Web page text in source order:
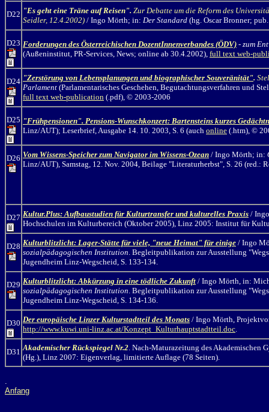
D22 "Es geht eine Träne auf Reisen". Zur Debatte um die Reform des
Seidler, 12.4.2002) / Ingo Mörth; in: Der Standard (hg. Oscar Bronner;
D23 Forderungen des Österreichischen DozentInnenverbandes (ÖDV) - zum
(Außeninstitut, PR-Services, News; online ab 30.4.2002), full text web-
D24 "Zerstörung von Lebensplanungen und biographischer Souveränität".
Parlament (Parlamentarisches Geschehen, Begutachtungsverfahren und
full text web-publication (.pdf), © 2003-2006
D25 "Frühpensionen". Pensions-Wunschkonzert: Bartensteins kurzes
Linz/AUT); Leserbrief, Ausgabe 14. 10. 2003, S. 6 (auch online (.htm), ©
D26 Vom Wissens-Speicher zum Navigator im Wissens-Ozean / Ingo Mörth; in:
Linz/AUT), Samstag, 12. Nov. 2004, Beilage "Literaturherbst", S. 26 (red.:
D27 Kultur.Plus: Aufbaustudien für Kulturtransfer und kulturelles Praxis /
Hochschulen im Kulturbereich (Oktober 2005), Linz 2005: Institut für
D28 Kulturblitzlicht: Lager-Stätte für viele, "neue Heimat" für einige / Ingo
sozialpädagogischen Institution. Begleitpublikation zur Ausstellung
Jugendheim Linz-Wegscheid, S. 133-134.
D29 Kulturblitzlicht:Abkürzung in eine tödliche Zukunft / Ingo Mörth, in:
sozialpädagogischen Institution. Begleitpublikation zur Ausstellung
Jugendheim Linz-Wegscheid, S. 134-136.
D30 Der europäische Linzer Kulturstadtteil des Monats / Ingo Mörth,
http://www.kuwi.uni-linz.ac.at/Konzept_Kulturhauptstadtteil.doc.
D31 Akademischer Rückspiegel Nr.2. Nach-Maturazeitung des Akademischen
(Hg.), Linz 2007: Eigenverlag, limitierte Auflage (78 Seiten).
.
Anfang